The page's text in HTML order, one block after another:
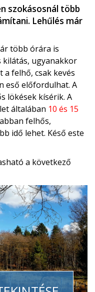
szokásosnál több
Lehűlés már
több órára is
kilátás, ugyanakkor
felhő, csak kevés
eső előfordulhat. A
lökések kísérik. A
általában 10 és 15
felhős,
idő lehet. Késő este
a következő